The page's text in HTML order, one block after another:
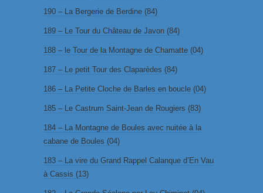
190 – La Bergerie de Berdine (84)
189 – Le Tour du Château de Javon (84)
188 – le Tour de la Montagne de Chamatte (04)
187 – Le petit Tour des Claparèdes (84)
186 – La Petite Cloche de Barles en boucle (04)
185 – Le Castrum Saint-Jean de Rougiers (83)
184 – La Montagne de Boules avec nuitée à la
cabane de Boules (04)
183 – La vire du Grand Rappel Calanque d’En Vau
à Cassis (13)